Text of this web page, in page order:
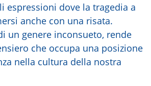
espressioni dove la tragedia a
anche con una risata.
un genere inconsueto, rende
che occupa una posizione
nella cultura della nostra